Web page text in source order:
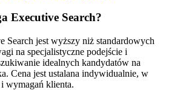
Executive Search?
Search jest wyższy niż standardowych
na specjalistyczne podejście i
idealnych kandydatów na
Cena jest ustalana indywidualnie, w
wymagań klienta.